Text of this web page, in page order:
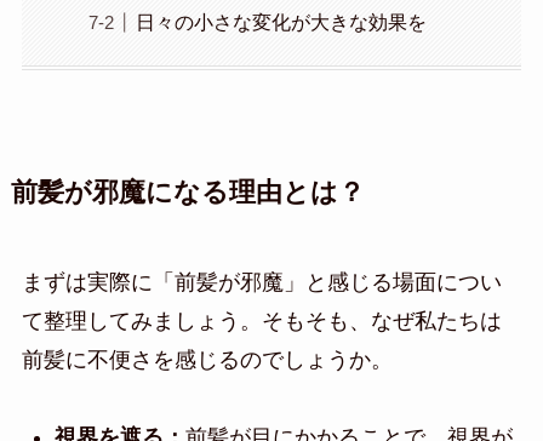
日々の小さな変化が大きな効果を
前髪が邪魔になる理由とは？
まずは実際に「前髪が邪魔」と感じる場面につい
て整理してみましょう。そもそも、なぜ私たちは
前髪に不便さを感じるのでしょうか。